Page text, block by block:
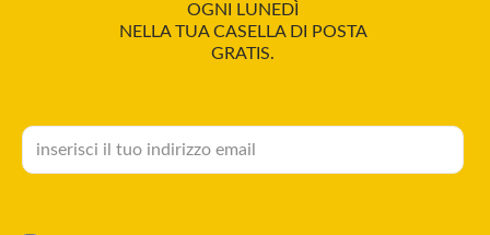
OGNI LUNEDÌ
NELLA TUA CASELLA DI POSTA
GRATIS.